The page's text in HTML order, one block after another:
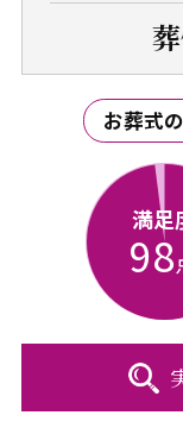
お葬式
満足
98